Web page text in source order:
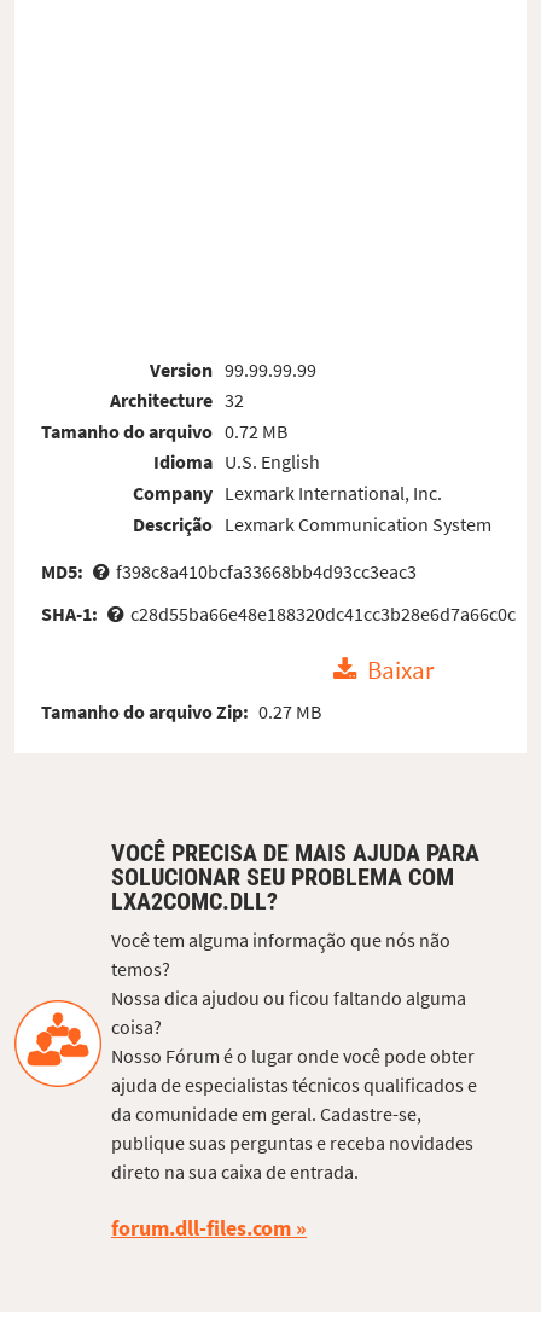
Version
Architecture
Tamanho do arquivo
Idioma
Company
Descrição
99.99.99.99
32
0.72 MB
U.S. English
Lexmark International, Inc.
Lexmark Communication System
MD5:
f398c8a410bcfa33668bb4d93cc3eac3
SHA-1:
c28d55ba66e48e188320dc41cc3b28e6d7a66c0c
Baixar
Tamanho do arquivo Zip: 0.27 MB
VOCÊ PRECISA DE MAIS AJUDA PARA
SOLUCIONAR SEU PROBLEMA COM
LXA2COMC.DLL?
Você tem alguma informação que nós não
temos?
Nossa dica ajudou ou ficou faltando alguma
coisa?
Nosso Fórum é o lugar onde você pode obter
ajuda de especialistas técnicos qualificados e
da comunidade em geral. Cadastre-se,
publique suas perguntas e receba novidades
direto na sua caixa de entrada.
forum.dll-files.com